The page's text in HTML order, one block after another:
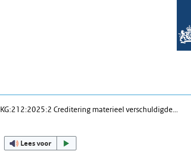
KG:212:2025:2 Creditering materieel verschuldigde…
Lees voor